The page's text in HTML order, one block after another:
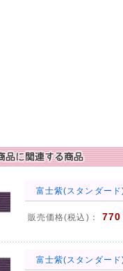
富士紫(スタンダー
販売価格(税込)： 770
富士紫(スタンダー